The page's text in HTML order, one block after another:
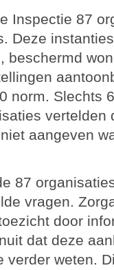
Inspectie 87
Deze
beschermd
norm. Slechts
aangeven
87
vragen.
door
dat deze
verder weten.